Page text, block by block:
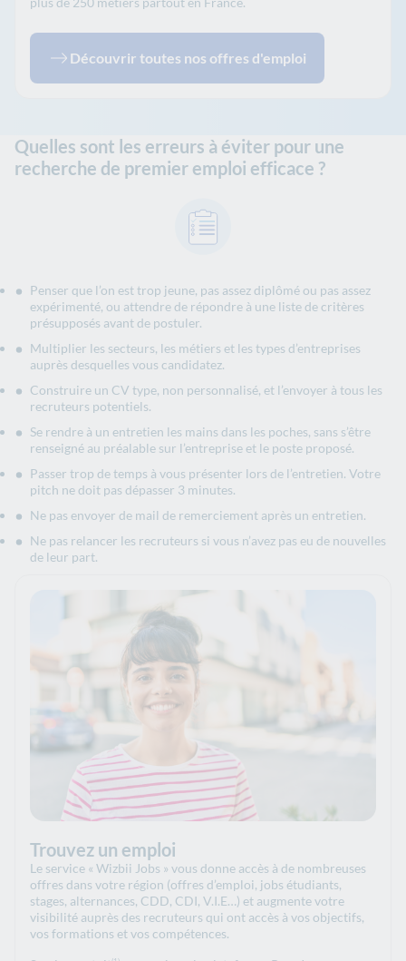
Découvrir toutes nos offres d'emploi
Quelles sont les erreurs à éviter pour une
recherche de premier emploi efficace ?
Penser que l’on est trop jeune, pas assez diplômé ou pas assez
expérimenté, ou attendre de répondre à une liste de critères
présupposés avant de postuler.
Multiplier les secteurs, les métiers et les types d’entreprises
auprès desquelles vous candidatez.
Construire un CV type, non personnalisé, et l’envoyer à tous les
recruteurs potentiels.
Se rendre à un entretien les mains dans les poches, sans s’être
renseigné au préalable sur l’entreprise et le poste proposé.
Passer trop de temps à vous présenter lors de l’entretien. Votre
pitch ne doit pas dépasser 3 minutes.
Ne pas envoyer de mail de remerciement après un entretien.
Ne pas relancer les recruteurs si vous n’avez pas eu de nouvelles
de leur part.
Trouvez un emploi
Le service « Wizbii Jobs » vous donne accès à de nombreuses
offres dans votre région (offres d’emploi, jobs étudiants,
stages, alternances, CDD, CDI, V.I.E…) et augmente votre
visibilité auprès des recruteurs qui ont accès à vos objectifs,
vos formations et vos compétences.